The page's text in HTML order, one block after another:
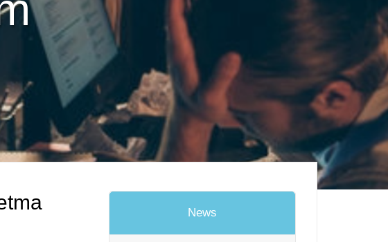
News